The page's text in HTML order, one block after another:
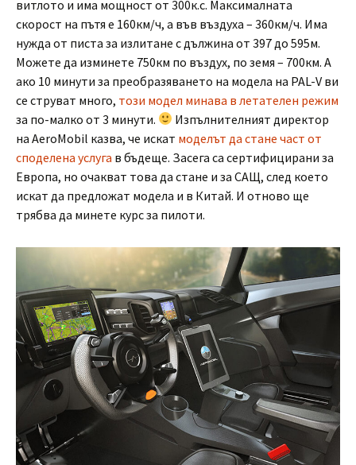
витлото и има мощност от 300к.с. Максималната
скорост на пътя е 160км/ч, а във въздуха – 360км/ч. Има
нужда от писта за излитане с дължина от 397 до 595м.
Можете да изминете 750км по въздух, по земя – 700км. А
ако 10 минути за преобразяването на модела на PAL-V ви
се струват много, този модел минава в летателен режим
за по-малко от 3 минути.
Изпълнителният директор
на AeroMobil казва, че искат моделът да стане част от
споделена услуга в бъдеще. Засега са сертифицирани за
Европа, но очакват това да стане и за САЩ, след което
искат да предложат модела и в Китай. И отново ще
трябва да минете курс за пилоти.